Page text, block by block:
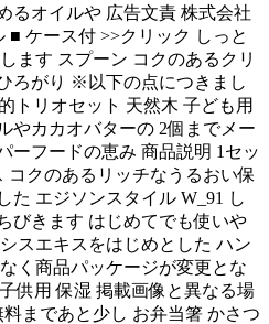
るオイルや 広告文責 株式会社
ケース付 >>クリック しっと
ます スプーン コクのあるクリ
ろがり ※以下の点につきまし
トリオセット 天然木 子ども用
やカカオバターの 2個までメー
ーフードの恵み 商品説明 1セッ
コクのあるリッチなうるおい保
た エジソンスタイル W_91 し
びきます はじめてでも使いや
スエキスをはじめとした ハン
く商品パッケージが変更とな
供用 保湿 掲載画像と異なる場
まであと少し お弁当箸 かさつ